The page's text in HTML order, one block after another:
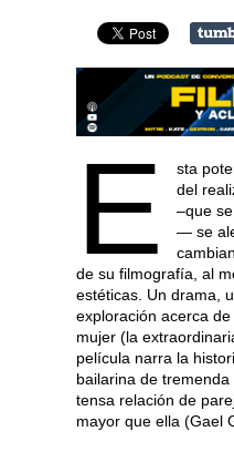
E
sta
del
–que
— se
de su filmografía, al
estéticas. Un drama,
exploración acerca
mujer (la
película narra la
bailarina de
tensa relación de
mayor que ella (Gael